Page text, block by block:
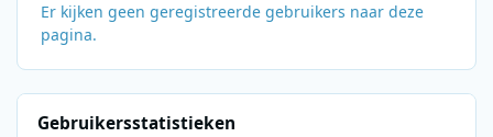
Er kijken geen geregistreerde gebruikers naar deze
pagina.
Gebruikersstatistieken